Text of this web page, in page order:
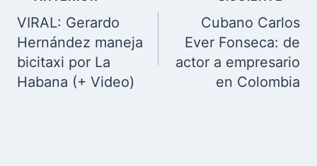
de
entradas
VIRAL: Gerardo
Hernández maneja
bicitaxi por La
Habana (+ Video)
Cubano Carlos
Ever Fonseca: de
actor a empresario
en Colombia